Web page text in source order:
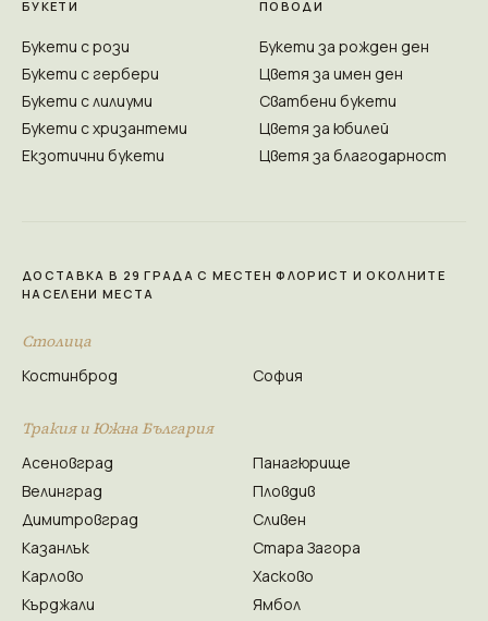
БУКЕТИ
Букети с рози
Букети с гербери
Букети с лилиуми
Букети с хризантеми
Екзотични букети
ПОВОДИ
Букети за рожден ден
Цветя за имен ден
Сватбени букети
Цветя за юбилей
Цветя за благодарност
ДОСТАВКА В 29 ГРАДА С МЕСТЕН ФЛОРИСТ И ОКОЛНИТЕ
НАСЕЛЕНИ МЕСТА
Столица
Костинброд София
Тракия и Южна България
Асеновград
Велинград
Димитровград
Казанлък
Карлово
Кърджали
Панагюрище
Пловдив
Сливен
Стара Загора
Хасково
Ямбол